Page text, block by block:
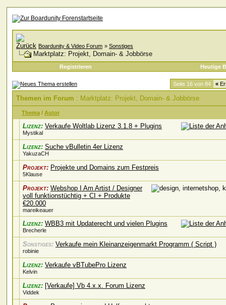
Boardunity & Video Forum » Sonstiges
Marktplatz: Projekt, Domain- & Jobbörse
Registrieren Heutige
Seite 16 von 84 «
Themen im Forum : Marktplatz: Projekt, Domain- & Jobbörse
Thema / Autor
Lizenz: Verkaufe Woltlab Lizenz 3.1.8 + Plugins
Mystikal
Lizenz: Suche vBulletin 4er Lizenz
YakuzaCH
Projekt: Projekte und Domains zum Festpreis
5Klause
Projekt: Webshop I Am Artist / Designer
voll funktionstüchtig + CI + Produkte
€20.000
mareikeauer
Lizenz: WBB3 mit Updaterecht und vielen Plugins
Brecherle
Sonstiges: Verkaufe mein Kleinanzeigenmarkt Programm ( Script )
robinie
Lizenz: Verkaufe vBTubePro Lizenz
Kelvin
Lizenz: [Verkaufe] Vb 4.x.x. Forum Lizenz
Viddek